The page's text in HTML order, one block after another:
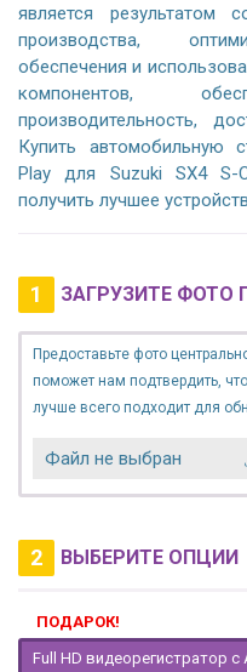
является результатом
производства,
обеспечения и
компонентов,
производительность,
Купить автомобильную
Play для Suzuki SX4 S-
получить лучшее
1 ЗАГРУЗИТЕ ФОТО
Предоставьте фото
поможет нам подтвердить,
лучше всего подходит для
Файл не выбран
2 ВЫБЕРИТЕ ОПЦИИ
ПОДАРОК!
Full HD видеорегистратор с